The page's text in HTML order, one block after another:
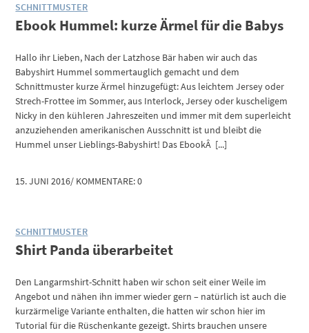
SCHNITTMUSTER
Ebook Hummel: kurze Ärmel für die Babys
Hallo ihr Lieben, Nach der Latzhose Bär haben wir auch das
Babyshirt Hummel sommertauglich gemacht und dem
Schnittmuster kurze Ärmel hinzugefügt: Aus leichtem Jersey oder
Strech-Frottee im Sommer, aus Interlock, Jersey oder kuscheligem
Nicky in den kühleren Jahreszeiten und immer mit dem superleicht
anzuziehenden amerikanischen Ausschnitt ist und bleibt die
Hummel unser Lieblings-Babyshirt! Das EbookÂ [...]
15. JUNI 2016/ KOMMENTARE: 0
SCHNITTMUSTER
Shirt Panda überarbeitet
Den Langarmshirt-Schnitt haben wir schon seit einer Weile im
Angebot und nähen ihn immer wieder gern – natürlich ist auch die
kurzärmelige Variante enthalten, die hatten wir schon hier im
Tutorial für die Rüschenkante gezeigt. Shirts brauchen unsere